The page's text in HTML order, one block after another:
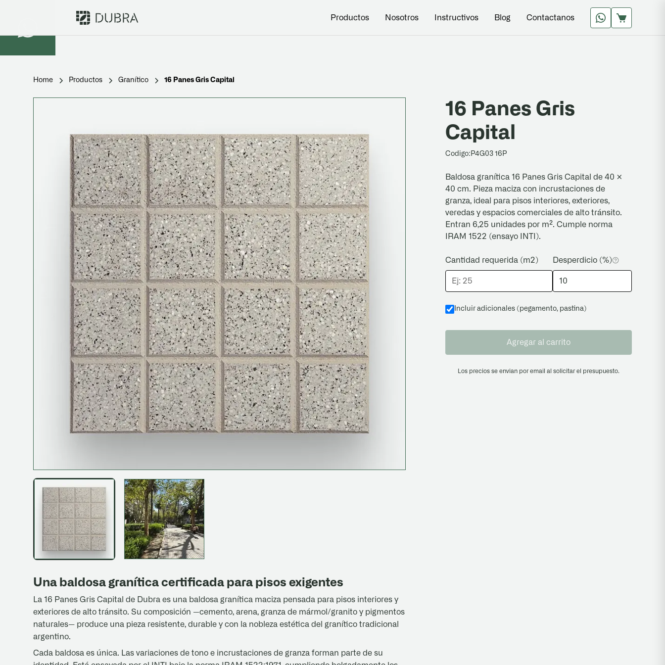
Productos Nosotros Instructivos Blog Contactanos
Home Productos Granítico 16 Panes Gris Capital
Una baldosa granítica certificada para pisos exigentes
La 16 Panes Gris Capital de Dubra es una baldosa granítica maciza pensada para pisos interiores y
exteriores de alto tránsito. Su composición —cemento, arena, granza de mármol/granito y pigmentos
naturales— produce una pieza resistente, durable y con la nobleza estética del granítico tradicional
argentino.
Cada baldosa es única. Las variaciones de tono e incrustaciones de granza forman parte de su
16 Panes Gris
Capital
Codigo: P4G03 16P
Baldosa granítica 16 Panes Gris Capital de 40 ×
40 cm. Pieza maciza con incrustaciones de
granza, ideal para pisos interiores, exteriores,
veredas y espacios comerciales de alto tránsito.
Entran 6,25 unidades por m². Cumple norma
IRAM 1522 (ensayo INTI).
Cantidad requerida (m2) Desperdicio (%)
Incluir adicionales (pegamento, pastina)
Agregar al carrito
Los precios se envian por email al solicitar el presupuesto.